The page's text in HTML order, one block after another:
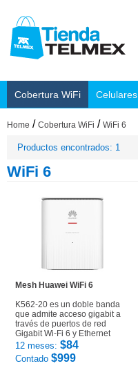
Cobertura WiFi Celulares
Home / Cobertura WiFi / WiFi 6
Productos encontrados: 1
WiFi 6
Mesh Huawei WiFi 6
K562-20 es un doble banda
que admite acceso gigabit a
través de puertos de red
Gigabit Wi-Fi 6 y Ethernet
12 meses: $84
Contado $999